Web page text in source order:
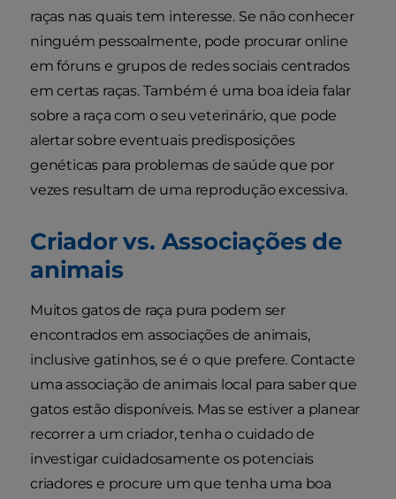
raças nas quais tem interesse. Se não conhecer
ninguém pessoalmente, pode procurar online
em fóruns e grupos de redes sociais centrados
em certas raças. Também é uma boa ideia falar
sobre a raça com o seu veterinário, que pode
alertar sobre eventuais predisposições
genéticas para problemas de saúde que por
vezes resultam de uma reprodução excessiva.
Criador vs. Associações de
animais
Muitos gatos de raça pura podem ser
encontrados em associações de animais,
inclusive gatinhos, se é o que prefere. Contacte
uma associação de animais local para saber que
gatos estão disponíveis. Mas se estiver a planear
recorrer a um criador, tenha o cuidado de
investigar cuidadosamente os potenciais
criadores e procure um que tenha uma boa